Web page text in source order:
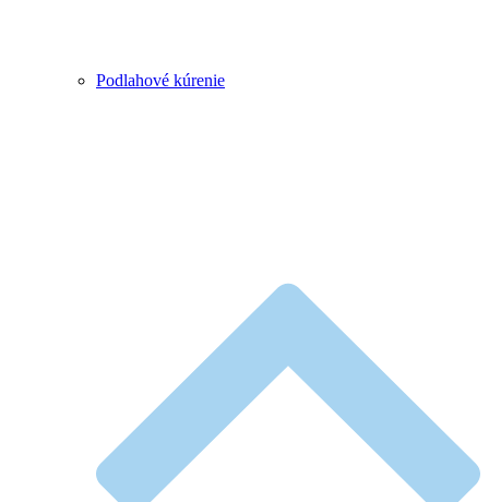
Podlahové kúrenie